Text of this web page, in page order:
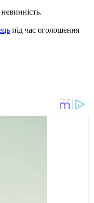
під час оголошення